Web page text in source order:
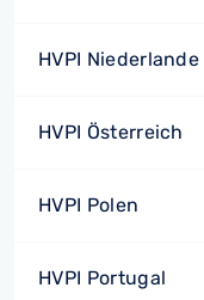
HVPI Niederlande
HVPI Österreich
HVPI Polen
HVPI Portugal